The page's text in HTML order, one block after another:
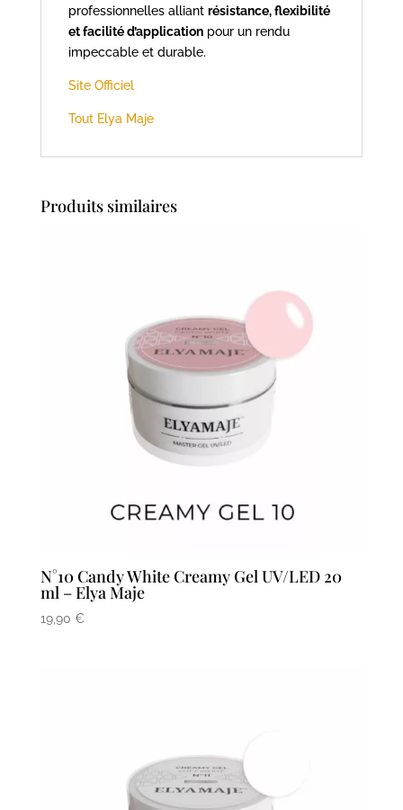
professionnelles alliant résistance, flexibilité
et facilité d’applicationpour un rendu
impeccable et durable.
Site Officiel
Tout Elya Maje
Produits similaires
N°10 Candy White Creamy Gel UV/LED 20
ml – Elya Maje
19,90 €